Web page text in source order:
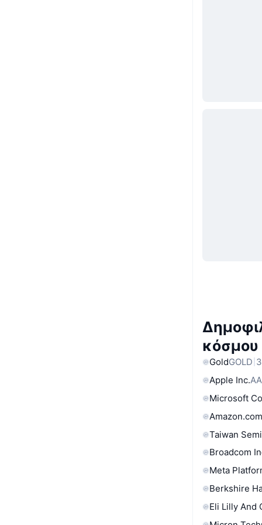
κόσμου
GoldGOLD
Apple Inc.
Microsoft
Taiwan
Broadcom
Meta
Berkshire
Eli Lilly And